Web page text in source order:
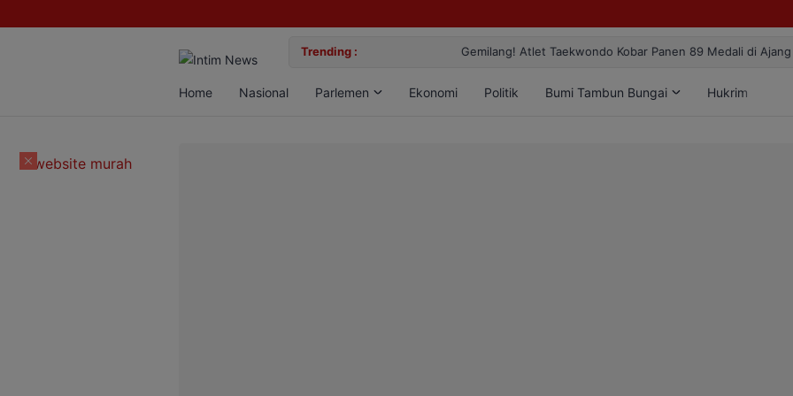
Trending : Gemilang! Atlet Taekwondo Kobar Panen 89 Medali di Ajang Bergengsi
Home Nasional Parlemen Ekonomi Politik Bumi Tambun Bungai Hukrim